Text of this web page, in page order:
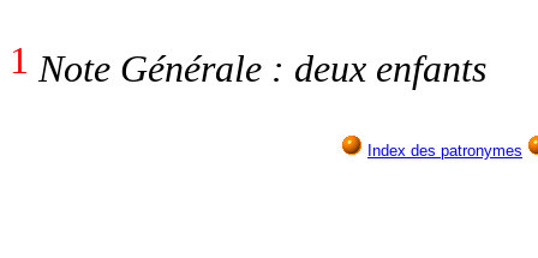
1 Note Générale : deux enfants
Index des patronymes